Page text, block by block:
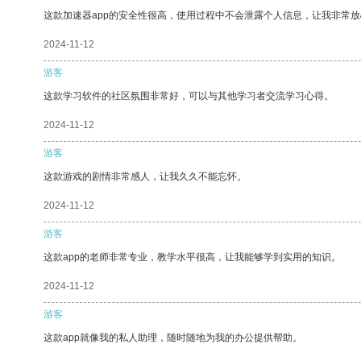
这款加速器app的安全性很高，使用过程中不会泄露个人信息，让我非常
2024-11-12
游客
这款学习软件的社区氛围非常好，可以与其他学习者交流学习心得。
2024-11-12
游客
这款游戏的剧情非常感人，让我久久不能忘怀。
2024-11-12
游客
这款app的老师非常专业，教学水平很高，让我能够学到实用的知识。
2024-11-12
游客
这款app就像我的私人助理，随时随地为我的办公提供帮助。